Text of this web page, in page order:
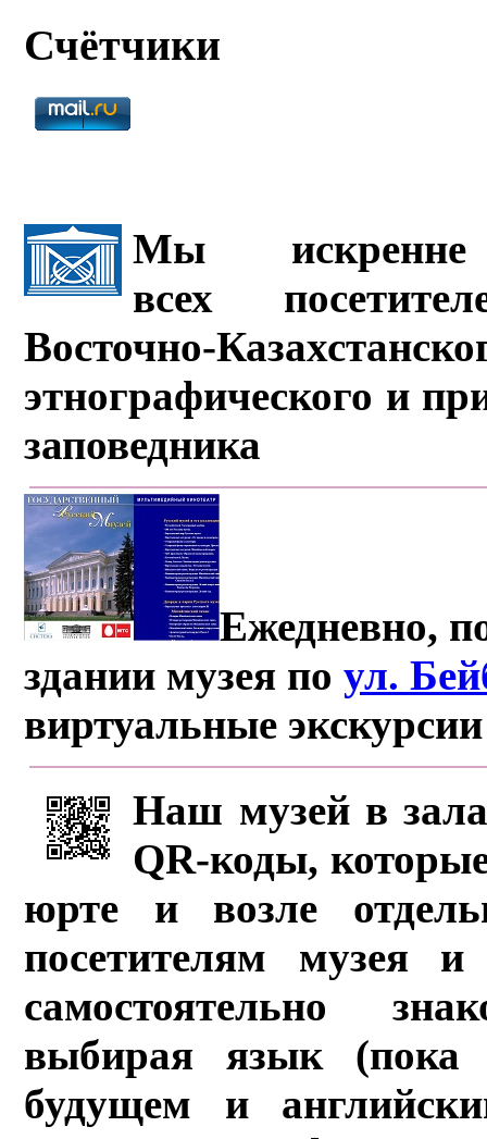
Счётчики
Мы искренне
всех
Восточно-
этнографического и
заповедника
Ежедневно,
здании музея поул.
виртуальные
Наш музей в
QR-коды,
юрте и возле
посетителям музея и
самостоятельно
выбирая язык (пока
будущем и